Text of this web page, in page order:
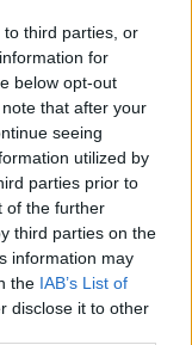
third parties, or
for
below opt-out
that after your
seeing
utilized by
parties prior to
of the further
third parties on the
information may
the IAB’s List of
disclose it to other
di
, ma prima
prestiti in
o
come
Sanches